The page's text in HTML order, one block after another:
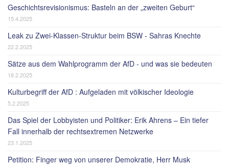
Geschichtsrevisionismus: Basteln an der „zweiten Geburt“
15.4.2025
Leak zu Zwei-Klassen-Struktur beim BSW - Sahras Knechte
22.2.2025
Sätze aus dem Wahlprogramm der AfD - und was sie bedeuten
18.2.2025
Kulturbegriff der AfD : Aufgeladen mit völkischer Ideologie
5.2.2025
Das Spiel der Lobbyisten und Politiker: Erik Ahrens – Ein tiefer
Fall innerhalb der rechtsextremen Netzwerke
23.1.2025
Petition: Finger weg von unserer Demokratie, Herr Musk